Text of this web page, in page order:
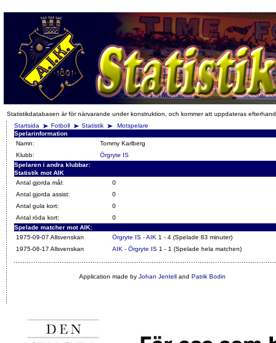
Statistikdatabasen är för närvarande under konstruktion, och kommer att uppdateras efterhand.
Startsida
Fotboll Statistik
Motspelare
Spelarinformation
Namn:
Tommy Karlberg
Klubb:
Örgryte IS
Spelaren i andra klubbar:
Statistik mot AIK
Antal gjorda mål:
0
Antal gjorda assist:
0
Antal gula kort:
0
Antal röda kort:
0
Spelade matcher mot AIK:
1975-09-07 Allsvenskan
Örgryte IS - AIK 1 - 4 (Spelade 83 minuter)
1975-06-17 Allsvenskan
AIK - Örgryte IS 1 - 1 (Spelade hela matchen)
Application made by Johan Jentelland Patrik Bodin